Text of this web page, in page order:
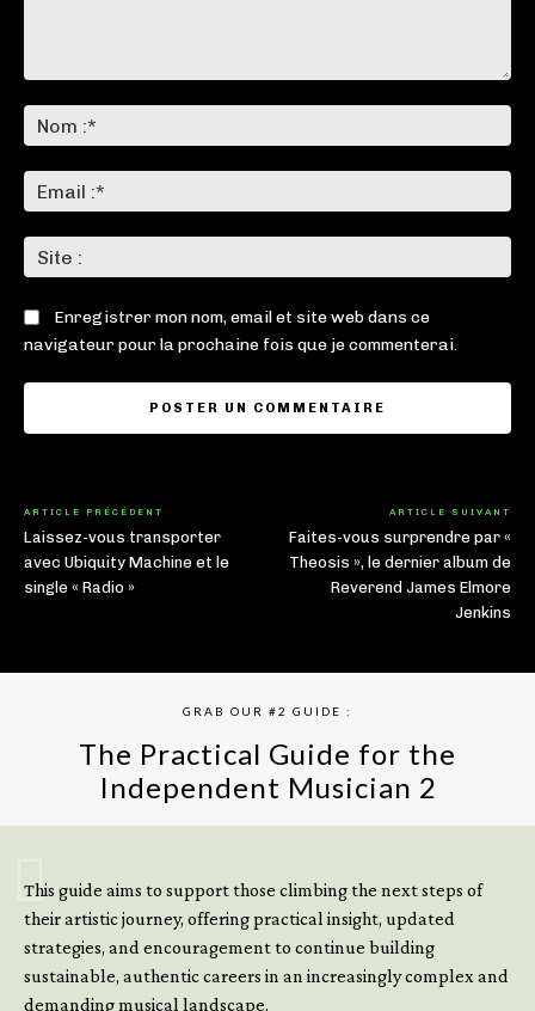
:*
:*
:
Enregistrer mon nom, email et site web dans ce
navigateur pour la prochaine fois que je commenterai.
ARTICLE PRÉCÉDENT
Laissez-vous transporter
avec Ubiquity Machine et le
single « Radio »
ARTICLE SUIVANT
Faites-vous surprendre par «
Theosis », le dernier album de
Reverend James Elmore
Jenkins
GRAB OUR #2 GUIDE :
The Practical Guide for the
Independent Musician 2
This guide aims to support those climbing the next steps of
their artistic journey, offering practical insight, updated
strategies, and encouragement to continue building
sustainable, authentic careers in an increasingly complex and
demanding musical landscape.